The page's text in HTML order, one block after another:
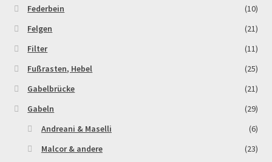
Federbein
(10)
Felgen
(21)
Filter
(11)
Fußrasten, Hebel
(25)
Gabelbrücke
(21)
Gabeln
(29)
Andreani & Maselli
(6)
Malcor & andere
(23)